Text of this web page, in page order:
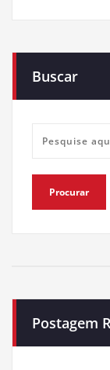
Buscar
Postagem